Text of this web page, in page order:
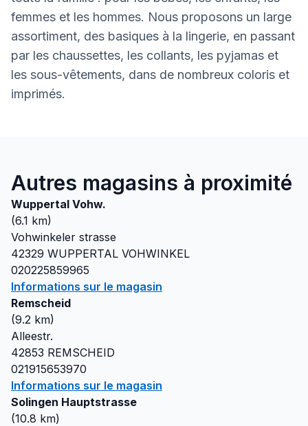
femmes et les hommes. Nous proposons un large
assortiment, des basiques à la lingerie, en passant
par les chaussettes, les collants, les pyjamas et
les sous-vêtements, dans de nombreux coloris et
imprimés.
Autres magasins à proximité
Wuppertal Vohw.
(6.1 km)
Vohwinkeler strasse
42329 WUPPERTAL VOHWINKEL
020225859965
Informations sur le magasin
Remscheid
(9.2 km)
Alleestr.
42853 REMSCHEID
021915653970
Informations sur le magasin
Solingen Hauptstrasse
(10.8 km)